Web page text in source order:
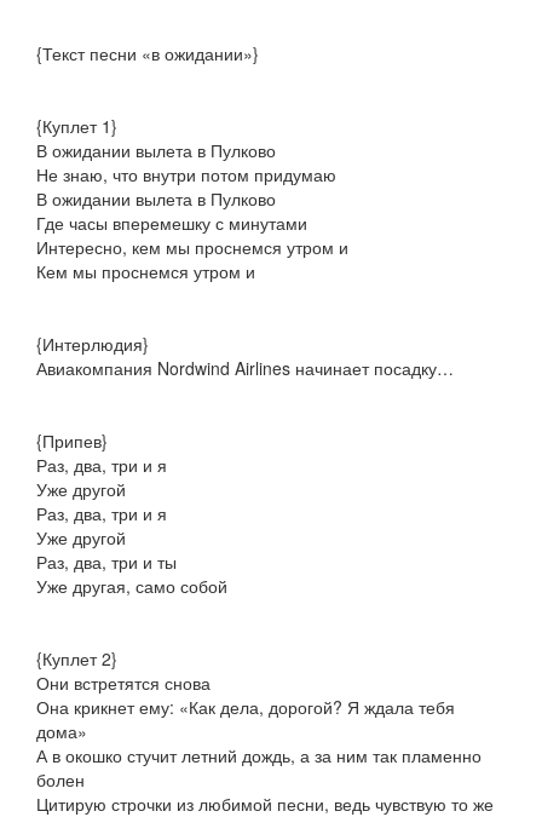
{Текст песни «в ожидании»}
{Куплет 1}
В ожидании вылета в Пулково
Не знаю, что внутри потом придумаю
В ожидании вылета в Пулково
Где часы вперемешку с минутами
Интересно, кем мы проснемся утром и
Кем мы проснемся утром и
{Интерлюдия}
Авиакомпания Nordwind Airlines начинает посадку…
{Припев}
Раз, два, три и я
Уже другой
Раз, два, три и я
Уже другой
Раз, два, три и ты
Уже другая, само собой
{Куплет 2}
Они встретятся снова
Она крикнет ему: «Как дела, дорогой? Я ждала тебя
дома»
А в окошко стучит летний дождь, а за ним так пламенно
болен
Цитирую строчки из любимой песни, ведь чувствую то же